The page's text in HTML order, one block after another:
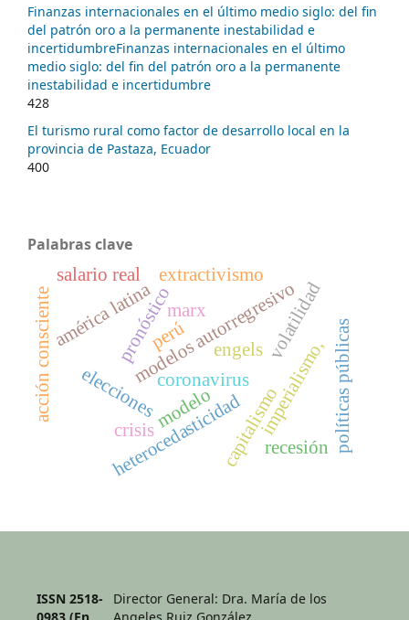
Finanzas internacionales en el último medio siglo: del fin
del patrón oro a la permanente inestabilidad e
incertidumbreFinanzas internacionales en el último
medio siglo: del fin del patrón oro a la permanente
inestabilidad e incertidumbre
428
El turismo rural como factor de desarrollo local en la
provincia de Pastaza, Ecuador
400
Palabras clave
capitalismo
coronavirus
elecciones imperialismo,
recesión
heterocedasticidad
modelos autorregresivo
pronóstico volatilidad
américa latina
extractivismo
perú
acción consciente modelo
crisis políticas públicas
salario real
marx
engels
ISSN 2518-
Director General: Dra. María de los